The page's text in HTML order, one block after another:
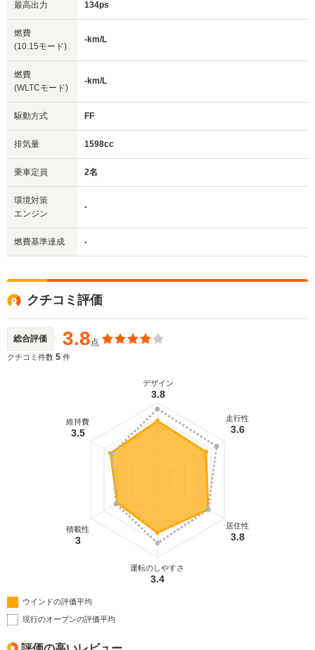
最高出力 134ps
燃費
(10.15モード)
-km/L
燃費
(WLTCモード)
-km/L
駆動方式 FF
排気量 1598cc
乗車定員 2名
環境対策
エンジン
-
燃費基準達成 -
クチコミ評価
総合評価 3.8点
クチコミ件数 5 件
デザイン
3.8
走行性
3.6
居住性
3.8
運転のしやすさ
3.4
積載性
3
維持費
3.5
ウインドの評価平均
現行のオープンの評価平均